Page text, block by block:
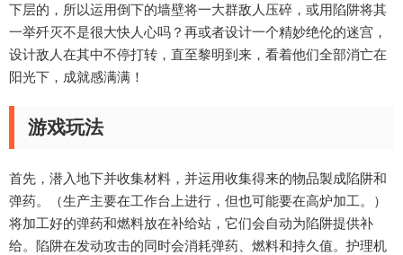
下层的，所以运用倒下的墙壁将一大群敌人压碎，或用陷阱将其
一举歼灭不是很大快人心吗？再或者设计一个精妙绝伦的迷宫，
设计敌人在其中不停打转，直至黎明到来，看着他们全部消亡在
阳光下，成就感满满！
游戏玩法
首先，潜入地下并收集材料，并运用收集得来的物品製成陷阱和
弹药。（生产主要在工作台上进行，但也可能要在高炉加工。）
将加工好的弹药和燃料放在补给站，它们会自动为陷阱提供补
给。陷阱在发动攻击的同时会消耗弹药、燃料和持久值。护理机